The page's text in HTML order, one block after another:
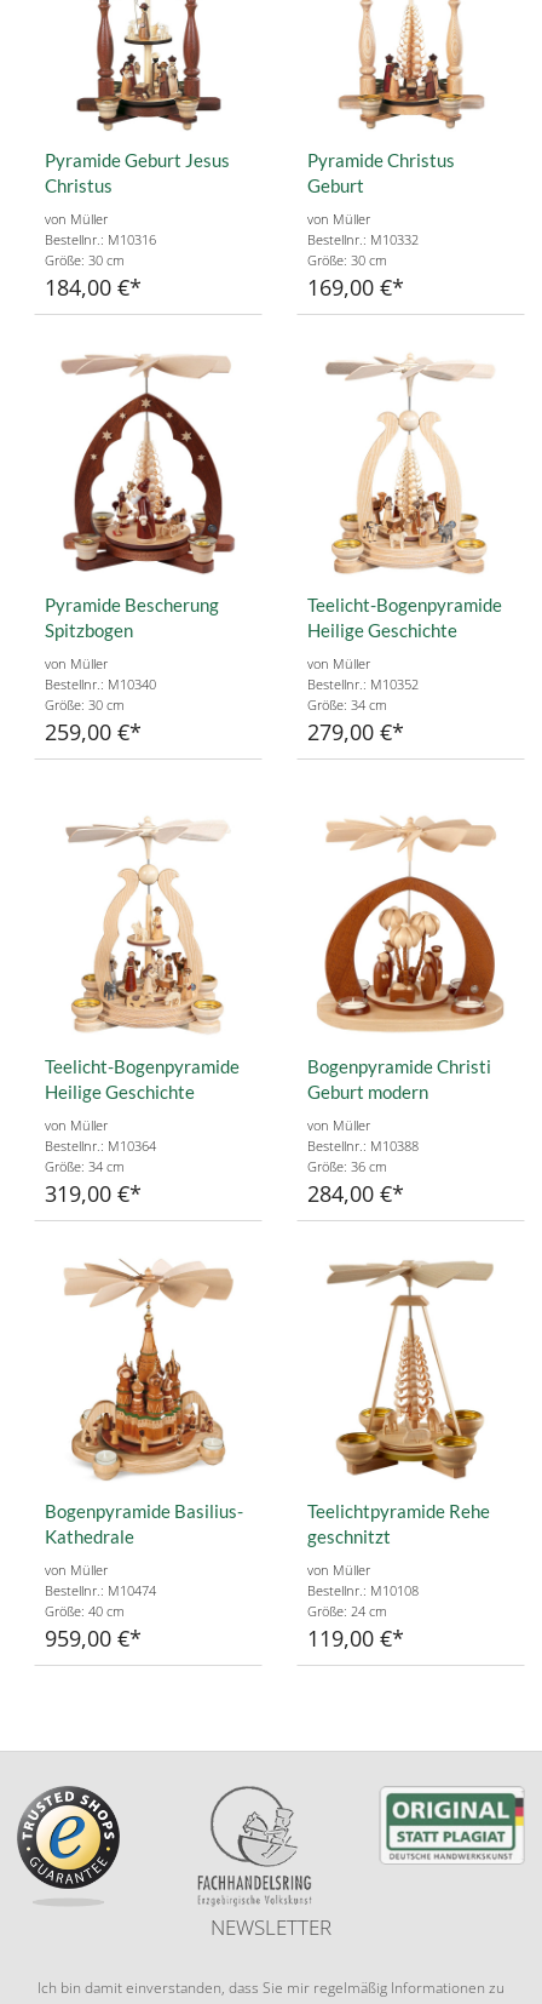
Pyramide Geburt Jesus
Christus
von Müller
Bestellnr.: M10316
Größe: 30 cm
184,00 €
Pyramide Christus
Geburt
von Müller
Bestellnr.: M10332
Größe: 30 cm
169,00 €
Pyramide Bescherung
Spitzbogen
von Müller
Bestellnr.: M10340
Größe: 30 cm
259,00 €
Teelicht-Bogenpyramide
Heilige Geschichte
von Müller
Bestellnr.: M10352
Größe: 34 cm
279,00 €
Teelicht-Bogenpyramide
Heilige Geschichte
von Müller
Bestellnr.: M10364
Größe: 34 cm
319,00 €
Bogenpyramide Christi
Geburt modern
von Müller
Bestellnr.: M10388
Größe: 36 cm
284,00 €
Bogenpyramide Basilius-
Kathedrale
von Müller
Bestellnr.: M10474
Größe: 40 cm
959,00 €
Teelichtpyramide Rehe
geschnitzt
von Müller
Bestellnr.: M10108
Größe: 24 cm
119,00 €
NEWSLETTER
Ich bin damit einverstanden, dass Sie mir regelmäßig Informationen zu